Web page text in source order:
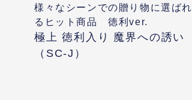
様々なシーンでの贈り物に選ばれ
るヒット商品 徳利ver.
極上 徳利入り 魔界への誘い
（SC-J）